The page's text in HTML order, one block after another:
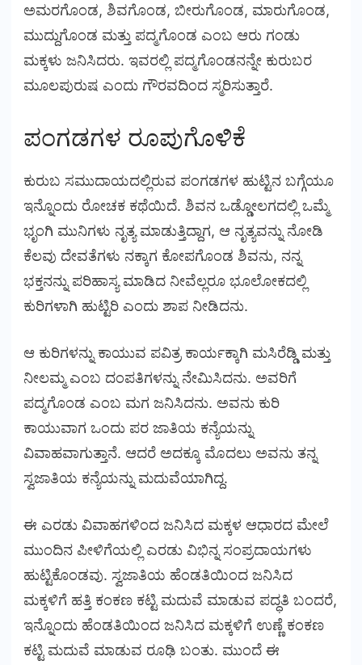
ಅಮರಗೊಂಡ, ಶಿವಗೊಂಡ, ಬೀರುಗೊಂಡ, ಮಾರುಗೊಂಡ,
ಮುದ್ದುಗೊಂಡ ಮತ್ತು ಪದ್ಮಗೊಂಡ ಎಂಬ ಆರು ಗಂಡು
ಮಕ್ಕಳು ಜನಿಸಿದರು. ಇವರಲ್ಲಿ ಪದ್ಮಗೊಂಡನನ್ನೇ ಕುರುಬರ
ಮೂಲಪುರುಷ ಎಂದು ಗೌರವದಿಂದ ಸ್ಮರಿಸುತ್ತಾರೆ.
ಪಂಗಡಗಳ ರೂಪುಗೊಳಿಕೆ
ಕುರುಬ ಸಮುದಾಯದಲ್ಲಿರುವ ಪಂಗಡಗಳ ಹುಟ್ಟಿನ ಬಗ್ಗೆಯೂ
ಇನ್ನೊಂದು ರೋಚಕ ಕಥೆಯಿದೆ. ಶಿವನ ಒಡ್ಡೋಲಗದಲ್ಲಿ ಒಮ್ಮೆ
ಭೃಂಗಿ ಮುನಿಗಳು ನೃತ್ಯ ಮಾಡುತ್ತಿದ್ದಾಗ, ಆ ನೃತ್ಯವನ್ನು ನೋಡಿ
ಕೆಲವು ದೇವತೆಗಳು ನಕ್ಕಾಗ ಕೋಪಗೊಂಡ ಶಿವನು, ನನ್ನ
ಭಕ್ತನನ್ನು ಪರಿಹಾಸ್ಯ ಮಾಡಿದ ನೀವೆಲ್ಲರೂ ಭೂಲೋಕದಲ್ಲಿ
ಕುರಿಗಳಾಗಿ ಹುಟ್ಟಿರಿ ಎಂದು ಶಾಪ ನೀಡಿದನು.
ಆ ಕುರಿಗಳನ್ನು ಕಾಯುವ ಪವಿತ್ರ ಕಾರ್ಯಕ್ಕಾಗಿ ಮಸಿರೆಡ್ಡಿ ಮತ್ತು
ನೀಲಮ್ಮ ಎಂಬ ದಂಪತಿಗಳನ್ನು ನೇಮಿಸಿದನು. ಅವರಿಗೆ
ಪದ್ಮಗೊಂಡ ಎಂಬ ಮಗ ಜನಿಸಿದನು. ಅವನು ಕುರಿ
ಕಾಯುವಾಗ ಒಂದು ಪರ ಜಾತಿಯ ಕನ್ಯೆಯನ್ನು
ವಿವಾಹವಾಗುತ್ತಾನೆ. ಆದರೆ ಅದಕ್ಕೂ ಮೊದಲು ಅವನು ತನ್ನ
ಸ್ವಜಾತಿಯ ಕನ್ಯೆಯನ್ನು ಮದುವೆಯಾಗಿದ್ದ.
ಈ ಎರಡು ವಿವಾಹಗಳಿಂದ ಜನಿಸಿದ ಮಕ್ಕಳ ಆಧಾರದ ಮೇಲೆ
ಮುಂದಿನ ಪೀಳಿಗೆಯಲ್ಲಿ ಎರಡು ವಿಭಿನ್ನ ಸಂಪ್ರದಾಯಗಳು
ಹುಟ್ಟಿಕೊಂಡವು. ಸ್ವಜಾತಿಯ ಹೆಂಡತಿಯಿಂದ ಜನಿಸಿದ
ಮಕ್ಕಳಿಗೆ ಹತ್ತಿ ಕಂಕಣ ಕಟ್ಟಿ ಮದುವೆ ಮಾಡುವ ಪದ್ಧತಿ ಬಂದರೆ,
ಇನ್ನೊಂದು ಹೆಂಡತಿಯಿಂದ ಜನಿಸಿದ ಮಕ್ಕಳಿಗೆ ಉಣ್ಣೆ ಕಂಕಣ
ಕಟ್ಟಿ ಮದುವೆ ಮಾಡುವ ರೂಢಿ ಬಂತು. ಮುಂದೆ ಈ